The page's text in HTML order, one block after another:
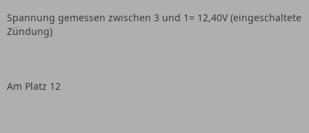
Spannung gemessen zwischen 3 und 1= 12,40V (eingeschaltete
Zündung)
Am Platz 12